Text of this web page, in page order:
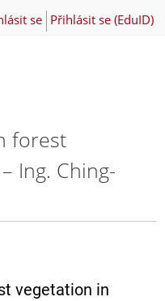
se Přihlásit se (EduID)
forest
Ing. Ching-
vegetation in